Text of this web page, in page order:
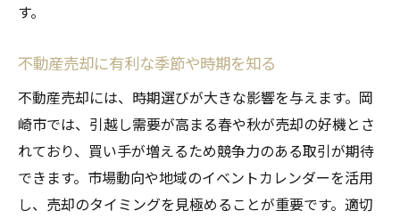
す。
不動産売却に有利な季節や時期を知る
不動産売却には、時期選びが大きな影響を与えます。岡
崎市では、引越し需要が高まる春や秋が売却の好機とさ
れており、買い手が増えるため競争力のある取引が期待
できます。市場動向や地域のイベントカレンダーを活用
し、売却のタイミングを見極めることが重要です。適切